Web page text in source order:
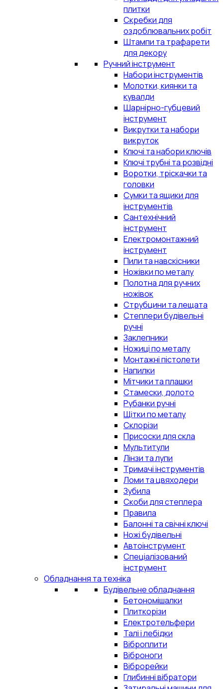
плитки
Скребки для
оздоблювальних робіт
Штампи та трафарети
для декору
Ручний інструмент
Набори інструментів
Молотки, киянки та
кувалди
Шарнірно-губцевий
інструмент
Викрутки та набори
викруток
Ключі та набори ключів
Ключі трубні та розвідні
Воротки, тріскачки та
головки
Сумки та ящики для
інструментів
Сантехнічний
інструмент
Електромонтажний
інструмент
Пили та навскісники
Ножівки по металу
Полотна для ручних
ножівок
Струбцини та лещата
Степлери будівельні
ручні
Заклепники
Ножиці по металу
Монтажні пістолети
Напилки
Мітчики та плашки
Стамески, долото
Рубанки ручні
Щітки по металу
Склорізи
Присоски для скла
Мультитули
Лінзи та лупи
Тримачі інструментів
Ломи та цвяходери
Зубила
Скоби для степлера
Правила
Балонні та свічні ключі
Ножі будівельні
Автоінструмент
Спеціалізований
інструмент
Обладнання та техніка
Будівельне обладнання
Бетономішалки
Плиткорізи
Електротельфери
Талі і лебідки
Віброплити
Віброноги
Віброрейки
Глибинні вібратори